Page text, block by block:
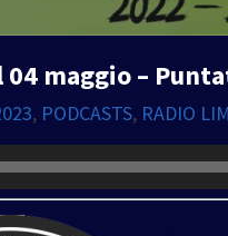
maggio –
, PODCASTS, RADIO